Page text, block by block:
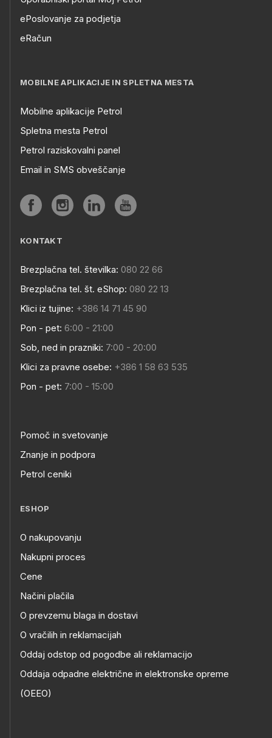
ePoslovanje za podjetja
eRačun
MOBILNE APLIKACIJE IN SPLETNA MESTA
Mobilne aplikacije Petrol
Spletna mesta Petrol
Petrol raziskovalni panel
Email in SMS obveščanje
KONTAKT
Brezplačna tel. številka: 080 22 66
Brezplačna tel. št. eShop: 080 22 13
Klici iz tujine: +386 14 71 45 90
Pon - pet: 6:00 - 21:00
Sob, ned in prazniki: 7:00 - 20:00
Klici za pravne osebe: +386 1 58 63 535
Pon - pet: 7:00 - 15:00
Pomoč in svetovanje
Znanje in podpora
Petrol ceniki
ESHOP
O nakupovanju
Nakupni proces
Cene
Načini plačila
O prevzemu blaga in dostavi
O vračilih in reklamacijah
Oddaj odstop od pogodbe ali reklamacijo
Oddaja odpadne električne in elektronske opreme
(OEEO)